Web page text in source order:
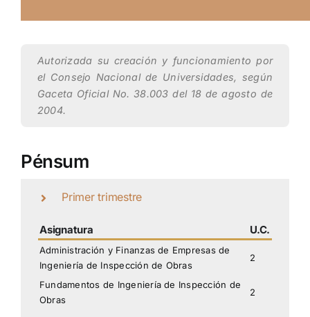
Autorizada su creación y funcionamiento por
el Consejo Nacional de Universidades, según
Gaceta Oficial No. 38.003 del 18 de agosto de
2004.
Pénsum
Primer trimestre
Asignatura U.C.
Administración y Finanzas de Empresas de
Ingeniería de Inspección de Obras
2
Fundamentos de Ingeniería de Inspección de
Obras
2